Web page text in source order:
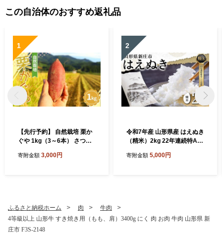
この自治体のおすすめ返礼品
1
【先行予約】 自然栽培 栗か
ぐや 1kg（3～6本） さつま
庄市 F3S-2636
寄附金額 3,000円
2
令和7年産 山形県産 はえぬき
（精米）2kg 22年連続特A受
庄市 F3S-2648
寄附金額 5,000円
ふるさと納税ホーム 肉
牛肉
4等級以上 山形牛 すき焼き用（もも、肩）3400g にく 肉 お肉 牛肉 山形県 新
庄市 F3S-2148